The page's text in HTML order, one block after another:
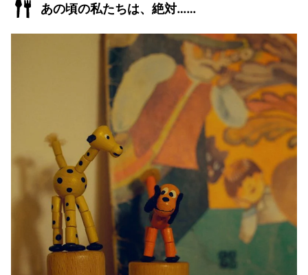
あの頃の私たちは、絶対……